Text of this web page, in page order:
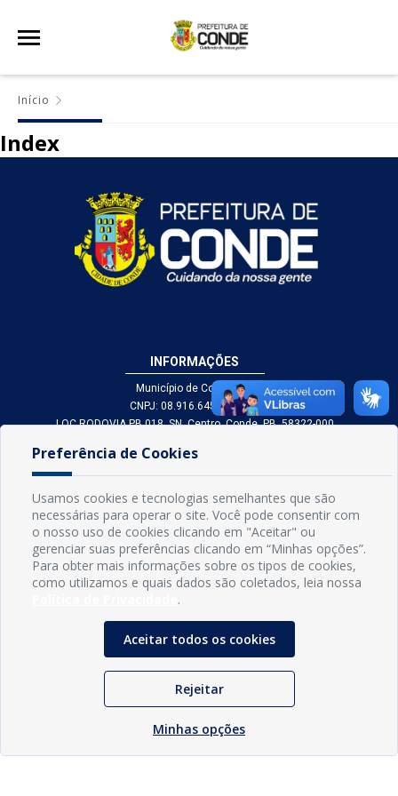
Início
Index
INFORMAÇÕES
Município de Conde - PB
CNPJ: 08.916.645/0001-80
LOC RODOVIA PB 018, SN, Centro, Conde, PB, 58322-000
gabinetedaprefeita@conde.pb.gov.br
Exp: Segunda a sexta, das 8h às 14h.
© Prefeitura Municipal do Conde | Desenvolvido porSogo Tecnologia
Preferência de Cookies
Usamos cookies e tecnologias semelhantes que são
necessárias para operar o site. Você pode consentir com
o nosso uso de cookies clicando em "Aceitar" ou
gerenciar suas preferências clicando em “Minhas opções”.
Para obter mais informações sobre os tipos de cookies,
como utilizamos e quais dados são coletados, leia nossa
.
Aceitar todos os cookies
Rejeitar
Minhas opções